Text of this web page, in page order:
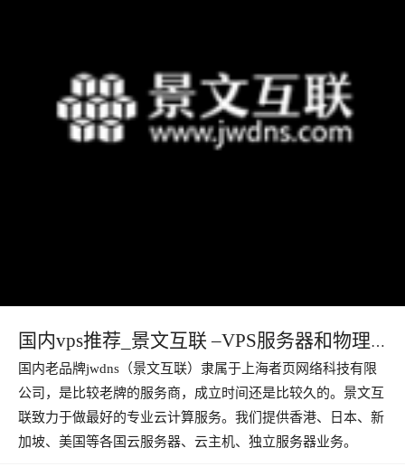
国内vps推荐_景文互联 –VPS服务器和物理
主机测评
国内老品牌jwdns（景文互联）隶属于上海者页网络科技有限
公司，是比较老牌的服务商，成立时间还是比较久的。景文互
联致力于做最好的专业云计算服务。我们提供香港、日本、新
加坡、美国等各国云服务器、云主机、独立服务器业务。